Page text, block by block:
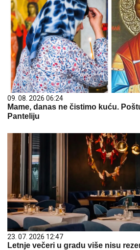
09. 08. 2026 06:24
Mame, danas ne čistimo kuću.
Panteliju
23. 07. 2026 12:47
Letnje večeri u gradu više nisu